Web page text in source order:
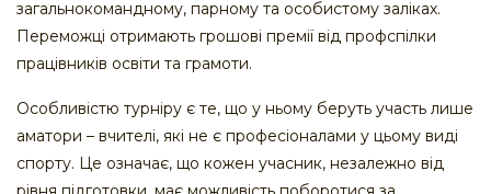
загальнокомандному, парному та особистому заліках.
Переможці отримають грошові премії від профспілки
працівників освіти та грамоти.
Особливістю турніру є те, що у ньому беруть участь лише
аматори – вчителі, які не є професіоналами у цьому виді
спорту. Це означає, що кожен учасник, незалежно від